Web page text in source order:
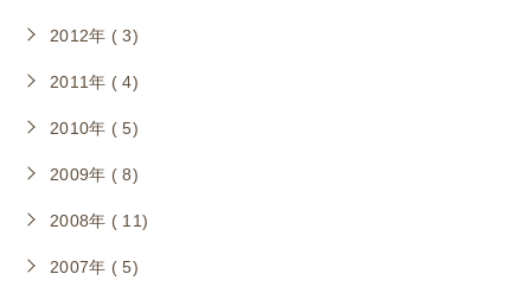
2012年 ( 3)
2011年 ( 4)
2010年 ( 5)
2009年 ( 8)
2008年 ( 11)
2007年 ( 5)